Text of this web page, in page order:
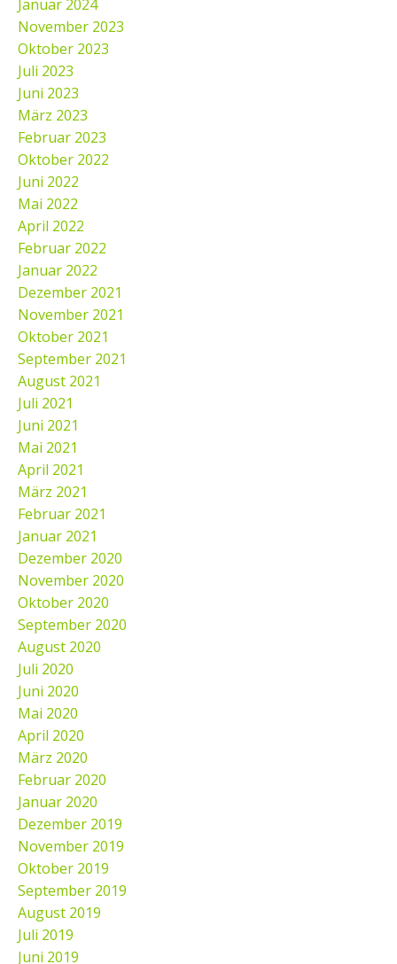
Januar 2024
November 2023
Oktober 2023
Juli 2023
Juni 2023
März 2023
Februar 2023
Oktober 2022
Juni 2022
Mai 2022
April 2022
Februar 2022
Januar 2022
Dezember 2021
November 2021
Oktober 2021
September 2021
August 2021
Juli 2021
Juni 2021
Mai 2021
April 2021
März 2021
Februar 2021
Januar 2021
Dezember 2020
November 2020
Oktober 2020
September 2020
August 2020
Juli 2020
Juni 2020
Mai 2020
April 2020
März 2020
Februar 2020
Januar 2020
Dezember 2019
November 2019
Oktober 2019
September 2019
August 2019
Juli 2019
Juni 2019